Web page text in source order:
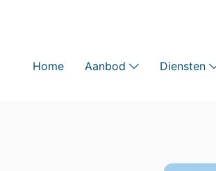
Home Aanbod Diensten